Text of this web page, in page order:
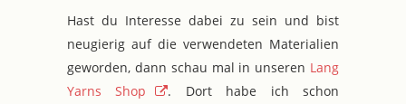
Hast du Interesse dabei zu sein und bist
neugierig auf die verwendeten Materialien
geworden, dann schau mal in unseren Lang
Yarns Shop
. Dort habe ich schon